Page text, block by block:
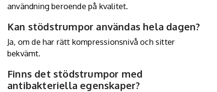
användning beroende på kvalitet.
Kan stödstrumpor användas hela dagen?
Ja, om de har rätt kompressionsnivå och sitter
bekvämt.
Finns det stödstrumpor med
antibakteriella egenskaper?